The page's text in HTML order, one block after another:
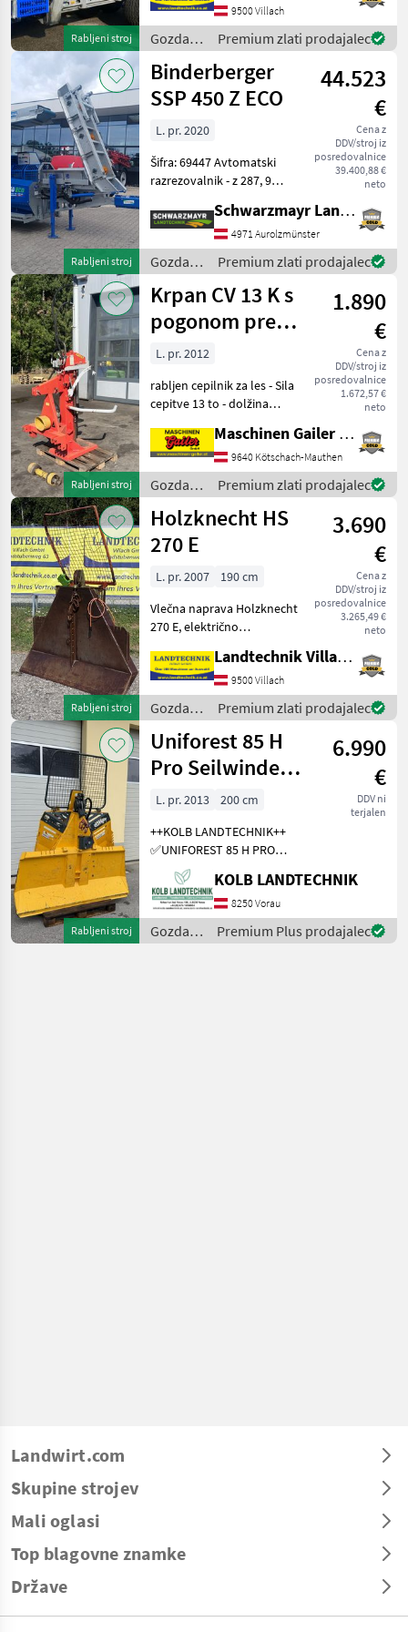
Rabljeni stroj
stolom, z joystickom in
nožnim upravljanjem,
hidravlično samostojno
napajanje z dvo
9500 Villach
Gozdarska
in
lesarska
mehanizacija
/
Binderberger
Premium zlati prodajalec
Rabljeni stroj
Binderberger
SSP 450 Z ECO
44.523
€
Cena z
DDV/stroj iz
posredovalnice
39.400,88 €
neto
L. pr. 2020
Šifra: 69447 Avtomatski
razrezovalnik - z 287, 9
izdelave 2020 - s podvozjem
- z mehansko zložljivim
transportnim trakom
dolžine 4, 40 m
Schwarzmayr Landtechnik GmbH - Aurolzmünster
4971 Aurolzmünster
Gozdarska
in
lesarska
mehanizacija
/
Binderberger
Premium zlati prodajalec
Rabljeni stroj
Krpan CV 13 K s
pogonom prek
kardanskega
greda
1.890
€
Cena z
DDV/stroj iz
posredovalnice
1.672,57 €
neto
L. pr. 2012
rabljen cepilnik za les - Sila
cepitve 13 to - dolžina
prek kardanskega greda -
kardanski gred - mehanski
dvigalo za hlode -
upravljanj
Maschinen Gailer GmbH
9640 Kötschach-Mauthen
Gozdarska
in
lesarska
mehanizacija
/ Krpan
Premium zlati prodajalec
Rabljeni stroj
Holzknecht HS
270 E
3.690
€
Cena z
DDV/stroj iz
posredovalnice
3.265,49 €
neto
L. pr. 2007
190 cm
Vlečna naprava Holzknecht
270 E, električno
zaščitna rešetka, 4 vodila za
vrv, končni kavlji in
kardanska gred, nosilec za
motorno žago
Landtechnik Villach GmbH
9500 Villach
Gozdarska
in
lesarska
mehanizacija
/
Holzknecht
Premium zlati prodajalec
Rabljeni stroj
Uniforest 85 H
Pro Seilwinde
Funkseilwinde
6.990
€
DDV ni
terjalen
L. pr. 2013
200 cm
++KOLB LANDTECHNIK++
✅UNIFOREST 85 H PRO
Funkseilwinde ✅8, 5t
Zugkraft ✅200cm
Schildbreite
✅hydraulischer Seilausstoß
✅inkl. TERRA Profi Funk -
KOLB LANDTECHNIK
8250 Vorau
Gozdarska
in
Premium Plus prodajalec
Landwirt.com
Skupine strojev
Mali oglasi
Top blagovne znamke
Države